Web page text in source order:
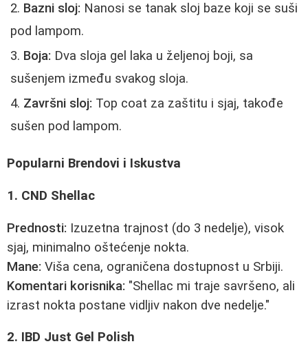
Bazni sloj: Nanosi se tanak sloj baze koji se suši
pod lampom.
Boja: Dva sloja gel laka u željenoj boji, sa
sušenjem između svakog sloja.
Završni sloj: Top coat za zaštitu i sjaj, takođe
sušen pod lampom.
Popularni Brendovi i Iskustva
1. CND Shellac
Prednosti: Izuzetna trajnost (do 3 nedelje), visok
sjaj, minimalno oštećenje nokta.
Mane: Viša cena, ograničena dostupnost u Srbiji.
Komentari korisnika: "Shellac mi traje savršeno, ali
izrast nokta postane vidljiv nakon dve nedelje."
2. IBD Just Gel Polish